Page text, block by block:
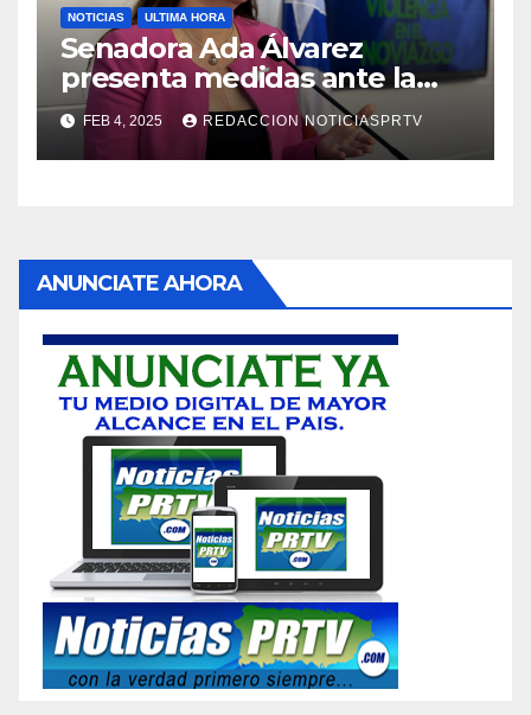
NOTICIAS ULTIMA HORA
Senadora Ada Álvarez
presenta medidas ante la
violencia en el noviazgo
FEB 4, 2025 REDACCION NOTICIASPRTV
ANUNCIATE AHORA